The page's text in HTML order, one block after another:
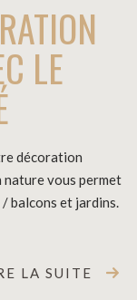
LE
décoration
nature vous permet
balcons et jardins.
LA SUITE